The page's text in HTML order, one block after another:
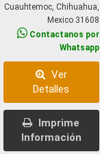
Cuauhtemoc, Chihuahua,
Mexico 31608
Contactanos por
Whatsapp
Ver
Detalles
Imprime
Información